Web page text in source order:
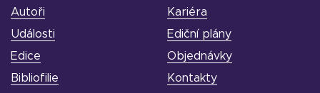
Autoři
Události
Edice
Bibliofilie
Kariéra
Ediční plány
Objednávky
Kontakty